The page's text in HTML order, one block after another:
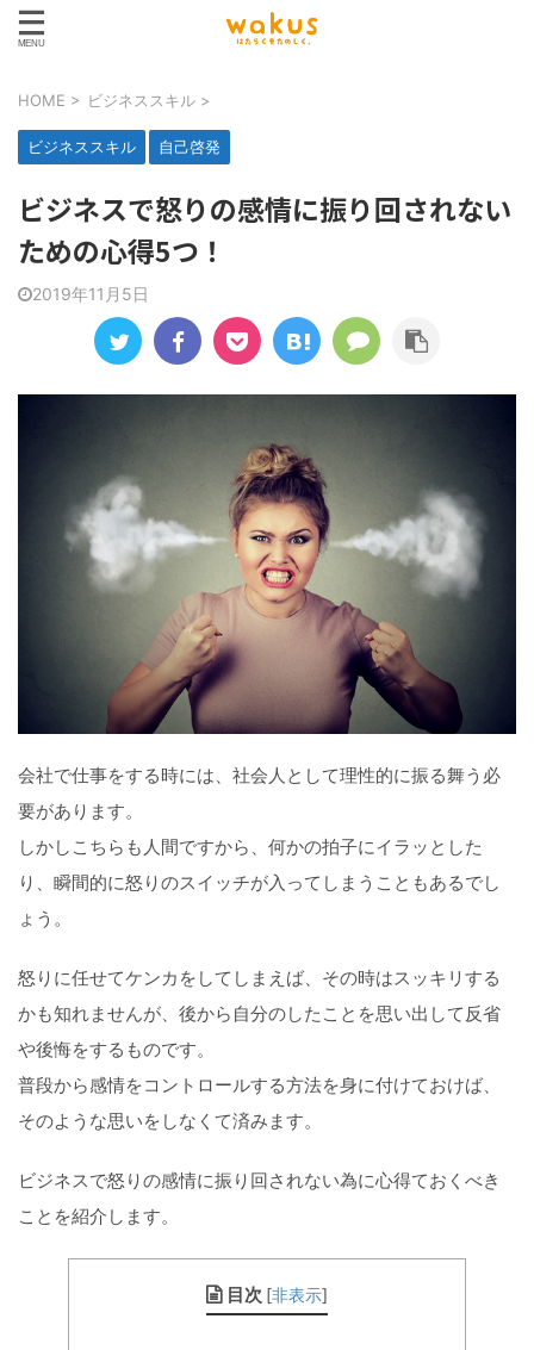
HOME > ビジネススキル >
ビジネススキル 自己啓発
ビジネスで怒りの感情に振り回されない
ための心得5つ！
2019年11月5日
会社で仕事をする時には、社会人として理性的に振る舞う必
要があります。
しかしこちらも人間ですから、何かの拍子にイラッとした
り、瞬間的に怒りのスイッチが入ってしまうこともあるでし
ょう。
怒りに任せてケンカをしてしまえば、その時はスッキリする
かも知れませんが、後から自分のしたことを思い出して反省
や後悔をするものです。
普段から感情をコントロールする方法を身に付けておけば、
そのような思いをしなくて済みます。
ビジネスで怒りの感情に振り回されない為に心得ておくべき
ことを紹介します。
目次 [非表示]